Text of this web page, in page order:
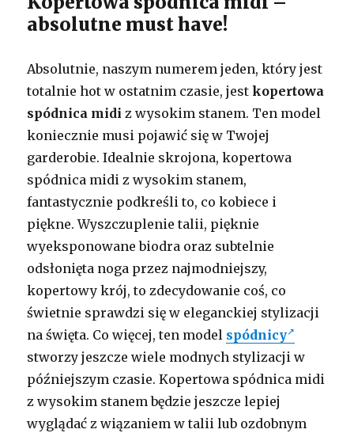
absolutne must have!
Absolutnie, naszym numerem jeden, który jest
totalnie hot w ostatnim czasie, jestkopertowa
spódnica midi z wysokim stanem. Ten model
koniecznie musi pojawić się w Twojej
garderobie. Idealnie skrojona, kopertowa
spódnica midi z wysokim stanem,
fantastycznie podkreśli to, co kobiece i
piękne. Wyszczuplenie talii, pięknie
wyeksponowane biodra oraz subtelnie
odsłonięta noga przez najmodniejszy,
kopertowy krój, to zdecydowanie coś, co
świetnie sprawdzi się w eleganckiej stylizacji
na święta. Co więcej, ten model spódnicy
stworzy jeszcze wiele modnych stylizacji w
późniejszym czasie. Kopertowa spódnica midi
z wysokim stanem będzie jeszcze lepiej
wyglądać z wiązaniem w talii lub ozdobnym